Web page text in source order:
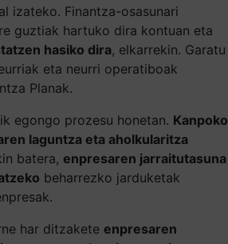
izateko. Finantza-osasunari
guztiak hartuko dira kontuan eta
hasiko dira, elkarrekin. Garatu
eta neurri operatiboak
Planak.
egongo prozesu honetan. Kanpoko
laguntza eta aholkularitza
batera, enpresaren jarraitutasuna
beharrezko jarduketak
har ditzakete enpresaren